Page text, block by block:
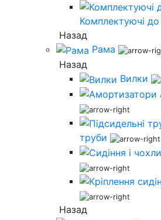
Комплектуючі до
Назад
Рама
Назад
Вилки
труби
Назад